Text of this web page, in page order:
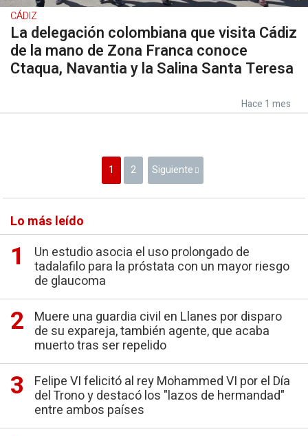
CÁDIZ
La delegación colombiana que visita Cádiz
de la mano de Zona Franca conoce
Ctaqua, Navantia y la Salina Santa Teresa
Hace 1 mes
1 2 Siguiente
Lo más leído
Un estudio asocia el uso prolongado de
tadalafilo para la próstata con un mayor riesgo
de glaucoma
Muere una guardia civil en Llanes por disparo
de su expareja, también agente, que acaba
muerto tras ser repelido
Felipe VI felicitó al rey Mohammed VI por el Día
del Trono y destacó los "lazos de hermandad"
entre ambos países